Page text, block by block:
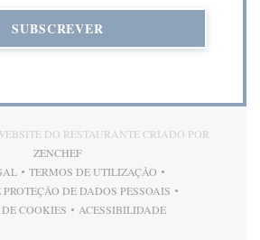
SUBSCREVER
DO RESTAURANTE CRIADO POR
ZENCHEF((ABRE NUMA NOVA JANELA))
NUMA NOVA JANELA))
TERMOS DE UTILIZAÇÃO
((ABRE NUMA NOVA JANELA))
DE DADOS PESSOAIS
((ABRE NUMA NOVA JANELA))
COOKIES
((ABRE NUMA NOVA JANELA))
ACESSIBILIDADE
((ABRE NUMA NOVA